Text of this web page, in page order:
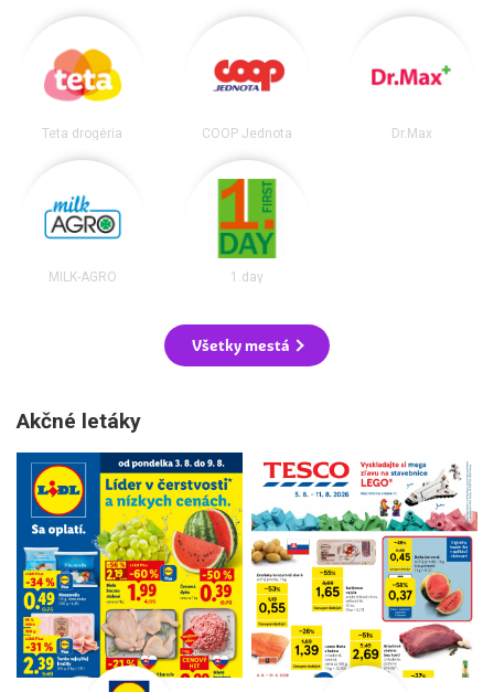
Teta drogéria COOP Jednota Dr.Max
MILK-AGRO 1.day
Všetky mestá
Akčné letáky